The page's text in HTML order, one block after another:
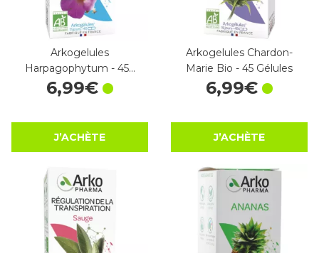
Arkogelules
Harpagophytum - 45…
6,99€
J’ACHÈTE
Arkogelules Chardon-
Marie Bio - 45 Gélules
6,99€
J’ACHÈTE